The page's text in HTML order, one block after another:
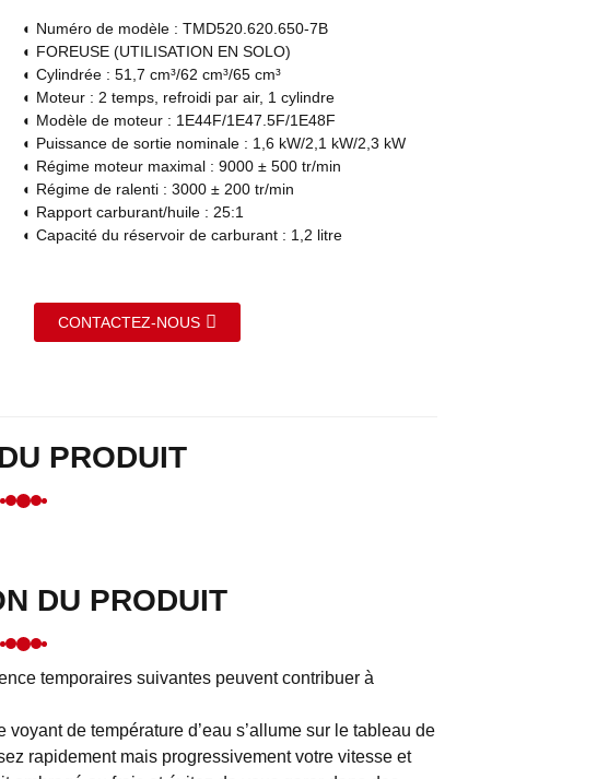
◐ Numéro de modèle : TMD520.620.650-7B
◐ FOREUSE (UTILISATION EN SOLO)
◐ Cylindrée : 51,7 cm³/62 cm³/65 cm³
◐ Moteur : 2 temps, refroidi par air, 1 cylindre
◐ Modèle de moteur : 1E44F/1E47.5F/1E48F
◐ Puissance de sortie nominale : 1,6 kW/2,1 kW/2,3 kW
◐ Régime moteur maximal : 9000 ± 500 tr/min
◐ Régime de ralenti : 3000 ± 200 tr/min
◐ Rapport carburant/huile : 25:1
◐ Capacité du réservoir de carburant : 1,2 litre
CONTACTEZ-NOUS
PRODUIT
DU PRODUIT
temporaires suivantes peuvent contribuer à
de température d’eau s’allume sur le tableau de
rapidement mais progressivement votre vitesse et